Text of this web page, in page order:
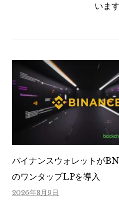
います
バイナンスウォレットが
のワンタップLPを導入
2026年8月9日